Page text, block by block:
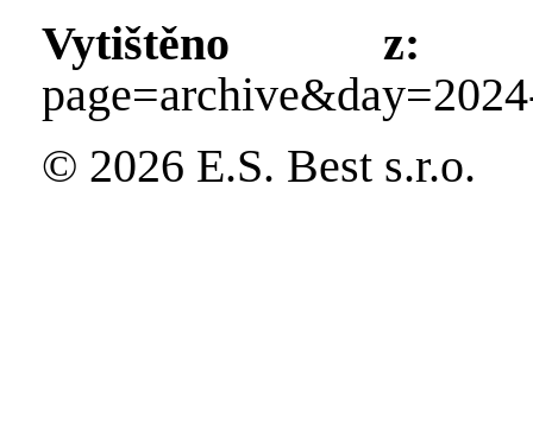
Vytištěno z:
© 2026 E.S. Best s.r.o.